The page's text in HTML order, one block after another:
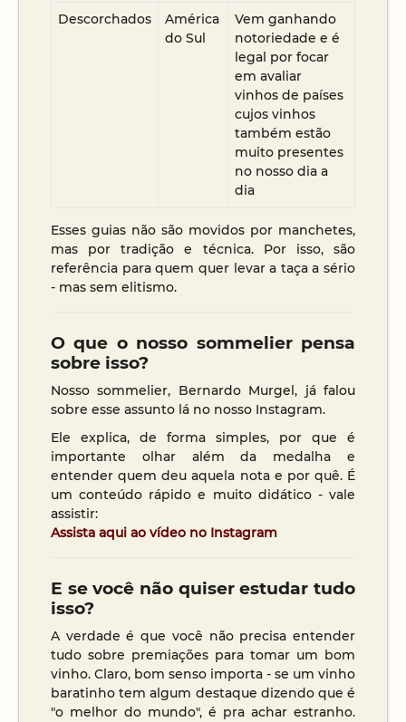
Descorchados
América
do Sul
Vem ganhando
notoriedade e é
legal por focar
em avaliar
vinhos de países
cujos vinhos
também estão
muito presentes
no nosso dia a
dia
Esses guias não são movidos por manchetes,
mas por tradição e técnica. Por isso, são
referência para quem quer levar a taça a sério
- mas sem elitismo.
O que o nosso sommelier pensa
sobre isso?
Nosso sommelier, Bernardo Murgel, já falou
sobre esse assunto lá no nosso Instagram.
Ele explica, de forma simples, por que é
importante olhar além da medalha e
entender quem deu aquela nota e por quê. É
um conteúdo rápido e muito didático - vale
assistir:
Assista aqui ao vídeo no Instagram
E se você não quiser estudar tudo
isso?
A verdade é que você não precisa entender
tudo sobre premiações para tomar um bom
vinho. Claro, bom senso importa - se um vinho
baratinho tem algum destaque dizendo que é
"o melhor do mundo", é pra achar estranho.